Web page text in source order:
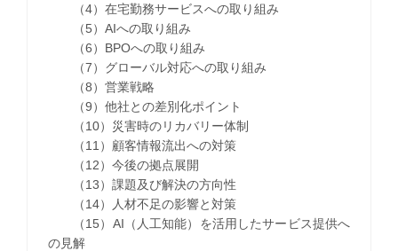
（4）在宅勤務サービスへの取り組み
（5）AIへの取り組み
（6）BPOへの取り組み
（7）グローバル対応への取り組み
（8）営業戦略
（9）他社との差別化ポイント
（10）災害時のリカバリー体制
（11）顧客情報流出への対策
（12）今後の拠点展開
（13）課題及び解決の方向性
（14）人材不足の影響と対策
（15）AI（人工知能）を活用したサービス提供へ
の見解